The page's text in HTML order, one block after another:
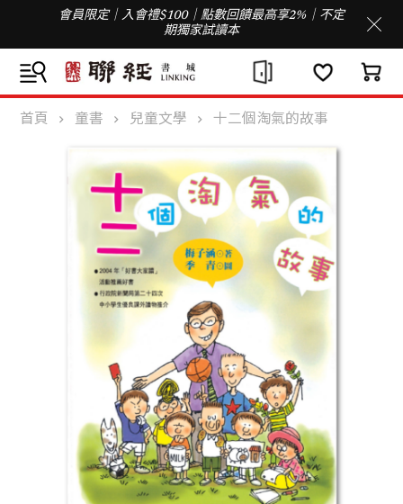
會員限定｜入會禮$100｜點數回饋最高享2%｜不定
期獨家試讀本
首頁 童書 兒童文學 十二個淘氣的故事